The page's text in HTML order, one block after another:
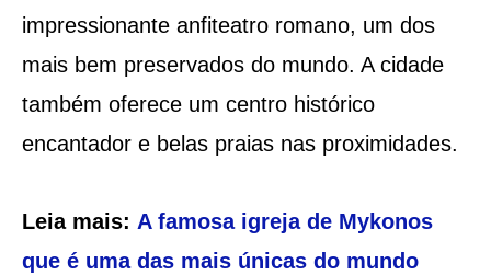
impressionante anfiteatro romano, um dos
mais bem preservados do mundo. A cidade
também oferece um centro histórico
encantador e belas praias nas proximidades.
Leia mais: A famosa igreja de Mykonos
que é uma das mais únicas do mundo